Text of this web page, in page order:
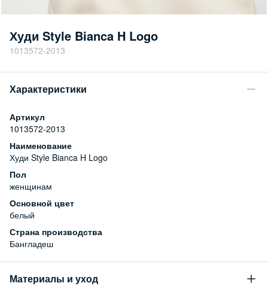
Худи Style Bianca H Logo
1013572-2013
Характеристики
Артикул
1013572-2013
Наименование
Худи Style Bianca H Logo
Пол
женщинам
Основной цвет
белый
Страна производства
Бангладеш
Материалы и уход